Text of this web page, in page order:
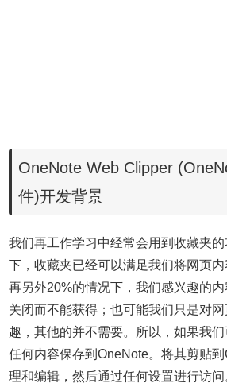
OneNote Web Clipper
件)开发背景
我们再工作学习中经常会用到收藏夹
下，收藏夹已经可以满足我们将网页
再另外20%的情况下，我们感兴趣的
关闭而不能获得；也可能我们只是对
趣，其他的并不需要。所以，如果我
任何内容保存到OneNote。将其剪贴
理和编辑，然后通过任何设置进行访